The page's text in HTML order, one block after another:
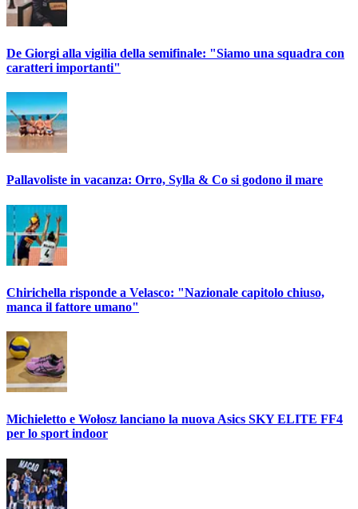
De Giorgi alla vigilia della semifinale: "Siamo una squadra con
caratteri importanti"
Pallavoliste in vacanza: Orro, Sylla & Co si godono il mare
Chirichella risponde a Velasco: "Nazionale capitolo chiuso,
manca il fattore umano"
Michieletto e Wołosz lanciano la nuova Asics SKY ELITE FF4
per lo sport indoor